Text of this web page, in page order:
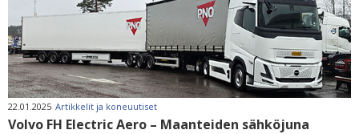
22.01.2025 Artikkelit ja koneuutiset
Volvo FH Electric Aero – Maanteiden sähköjuna